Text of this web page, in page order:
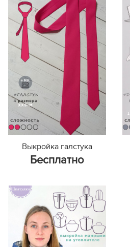
Выкройка галстука
Бесплатно